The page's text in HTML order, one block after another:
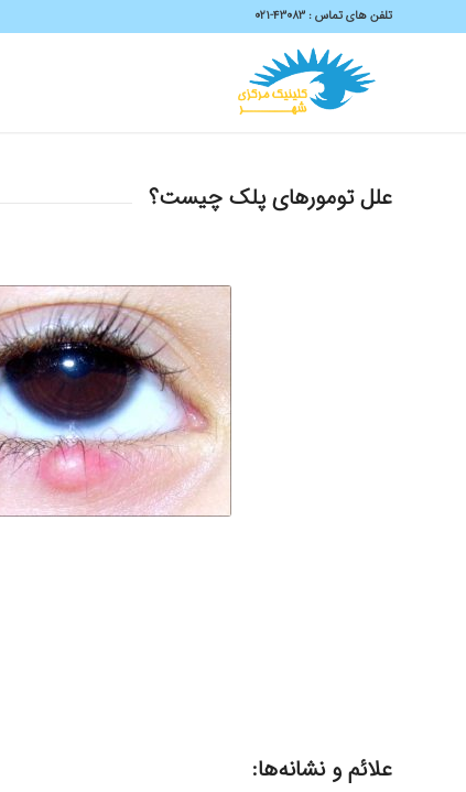
تلفن های تماس : 43083-۰۲۱
علل تومورهای پلک چیست؟
علائم و نشانه‌ها: